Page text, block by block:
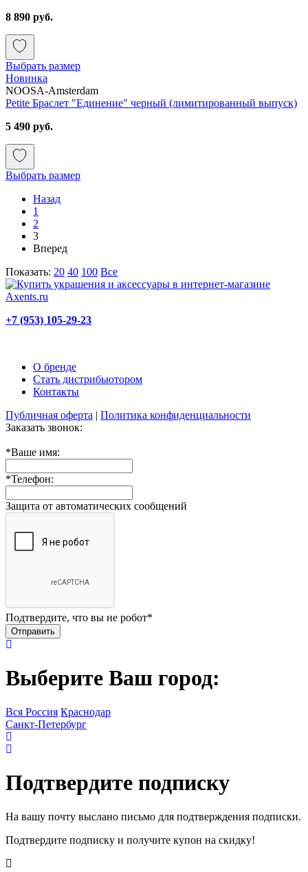
8 890 руб.
Выбрать размер
Новинка
NOOSA-Amsterdam
Petite Браслет "Единение" черный (лимитированный выпуск)
5 490 руб.
Выбрать размер
Назад
1
2
3
Вперед
Показать: 20 40 100 Все
+7 (953) 105-29-23
О бренде
Стать дистрибьютором
Контакты
Публичная оферта | Политика конфиденциальности
Заказать звонок:
*Ваше имя:
*Телефон:
Защита от автоматических сообщений
Подтвердите, что вы не робот*
Выберите Ваш город:
Вся Россия Краснодар
Санкт-Петербург
Подтвердите подписку
На вашу почту выслано письмо для подтверждения подписки.
Подтвердите подписку и получите купон на скидку!